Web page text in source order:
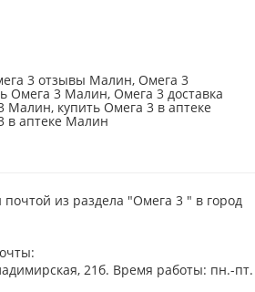
3 отзывы Малин, Омега 3
Омега 3 Малин, Омега 3 доставка
Малин, купить Омега 3 в аптеке
в аптеке Малин
из раздела "Омега 3 " в город
21б. Время работы: пн.-пт.